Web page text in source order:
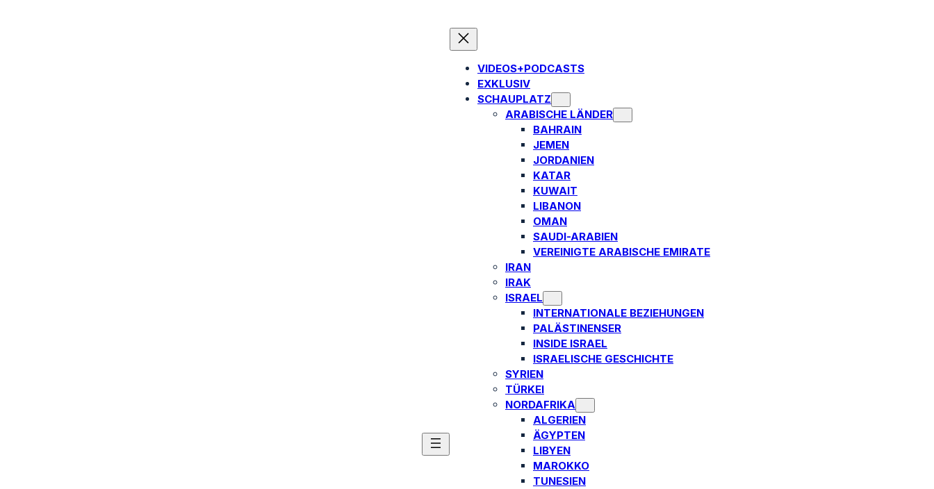
VIDEOS+PODCASTS
EXKLUSIV
SCHAUPLATZ
ARABISCHE LÄNDER
BAHRAIN
JEMEN
JORDANIEN
KATAR
KUWAIT
LIBANON
OMAN
SAUDI-ARABIEN
VEREINIGTE ARABISCHE EMIRATE
IRAN
IRAK
ISRAEL
INTERNATIONALE BEZIEHUNGEN
PALÄSTINENSER
INSIDE ISRAEL
ISRAELISCHE GESCHICHTE
SYRIEN
TÜRKEI
NORDAFRIKA
ALGERIEN
ÄGYPTEN
LIBYEN
MAROKKO
TUNESIEN